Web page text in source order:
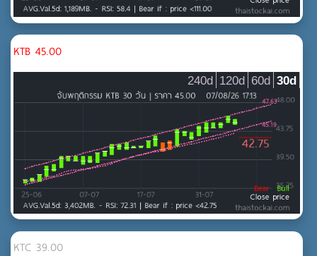
KTB 45.00
30d
60d
120d
240d
KTC 39.00